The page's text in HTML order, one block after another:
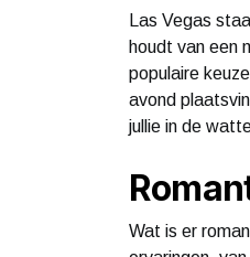
Las Vegas
houdt van een
populaire
avond
jullie in de
Wat is er